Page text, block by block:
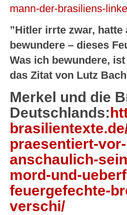
mann-der-brasiliens-
”Hitler irrte zwar, hatte
bewundere – dieses
Was ich bewundere,
das Zitat von Lutz
Merkel und die
Deutschlands:
praesentiert-
anschaulich-
mord-und-
feuergefechte-
verschi/